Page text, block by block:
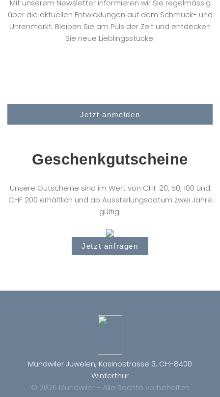
Mit unserem Newsletter informieren wir Sie regelmässig
über die aktuellen Entwicklungen auf dem Schmuck- und
Uhrenmarkt. Bleiben Sie am Puls der Zeit und entdecken
Sie neue Lieblingsstücke.
Geschenkgutscheine
Unsere Gutscheine sind im Wert von CHF 20, 50, 100 und
CHF 200 erhältlich und ab Ausstellungsdatum zwei Jahre
gültig.
Jetzt anfragen
Mundwiler Juwelen, Kasinostrasse 3, CH-8400
Winterthur
© 2026 Mundwiler - Alle Rechte vorbehalten